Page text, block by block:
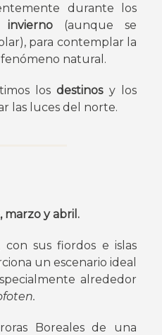
durante los
invierno (aunque se
para contemplar la
natural.
losdestinos y los
las luces del norte.
marzo y abril.
con sus fiordos e islas
un escenario ideal
alrededor
Boreales de una